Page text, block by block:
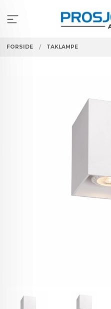
innholdet
FORSIDE TAKLAMPE